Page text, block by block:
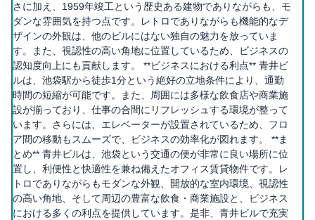
さに加え、1959年竣工という歴史ある建物でありながらも、モ
ダンな雰囲気を持つ点です。レトロでありながらも機能的なデ
ザインの外観は、他のビルにはない独自の魅力を放っていま
す。また、視認性の高い角地に位置しているため、ビジネスの
認知度向上にも貢献します。 **ビジネスにおける利点** 青井ビ
ルは、池袋駅から徒歩1分という絶好の立地条件により、通勤
時間の短縮が可能です。また、周囲には多様な飲食店や商業施
設が揃っており、仕事の合間にリフレッシュする環境が整って
います。さらには、エレベーターが設置されているため、フロ
ア間の移動もスムーズで、ビジネスの効率化が図れます。 **ま
とめ** 青井ビルは、池袋という交通の便が非常に良い場所に位
置し、利便性と快適性を兼ね備えたオフィス賃貸物件です。レ
トロでありながらもモダンな外観、開放的な室内環境、視認性
の高い角地、そして周辺の豊富な飲食・商業施設と、ビジネス
における多くの利点を提供しています。是非、青井ビルで充実